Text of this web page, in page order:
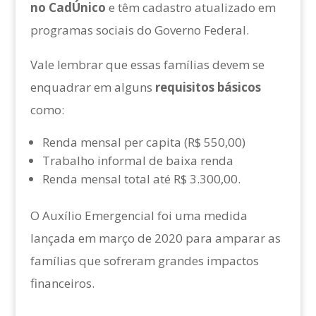
no CadÚnico e têm cadastro atualizado em
programas sociais do Governo Federal.
Vale lembrar que essas famílias devem se
enquadrar em alguns requisitos básicos
como:
Renda mensal per capita (R$ 550,00)
Trabalho informal de baixa renda
Renda mensal total até R$ 3.300,00.
O Auxílio Emergencial foi uma medida
lançada em março de 2020 para amparar as
famílias que sofreram grandes impactos
financeiros.